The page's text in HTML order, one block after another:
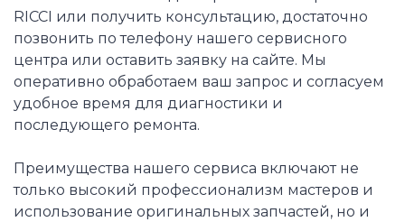
RICCI или получить консультацию, достаточно
позвонить по телефону нашего сервисного
центра или оставить заявку на сайте. Мы
оперативно обработаем ваш запрос и согласуем
удобное время для диагностики и
последующего ремонта.
Преимущества нашего сервиса включают не
только высокий профессионализм мастеров и
использование оригинальных запчастей, но и